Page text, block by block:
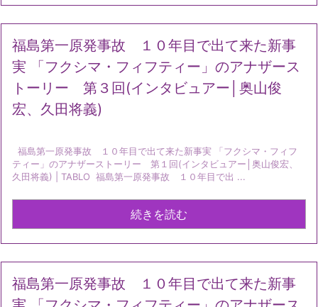
福島第一原発事故 １０年目で出て来た新事
実 「フクシマ・フィフティー」のアナザース
トーリー 第３回(インタビュアー│奥山俊
宏、久田将義)
福島第一原発事故 １０年目で出て来た新事実 「フクシマ・フィフ
ティー」のアナザーストーリー 第１回(インタビュアー│奥山俊宏、
久田将義) | TABLO 福島第一原発事故 １０年目で出 ...
続きを読む
福島第一原発事故 １０年目で出て来た新事